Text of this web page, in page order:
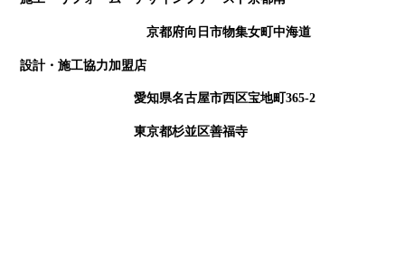
京都府向日市物集女町中海道
設計・施工協力加盟店
愛知県名古屋市西区宝地町365-2
東京都杉並区善福寺